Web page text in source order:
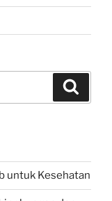
untuk Kesehatan